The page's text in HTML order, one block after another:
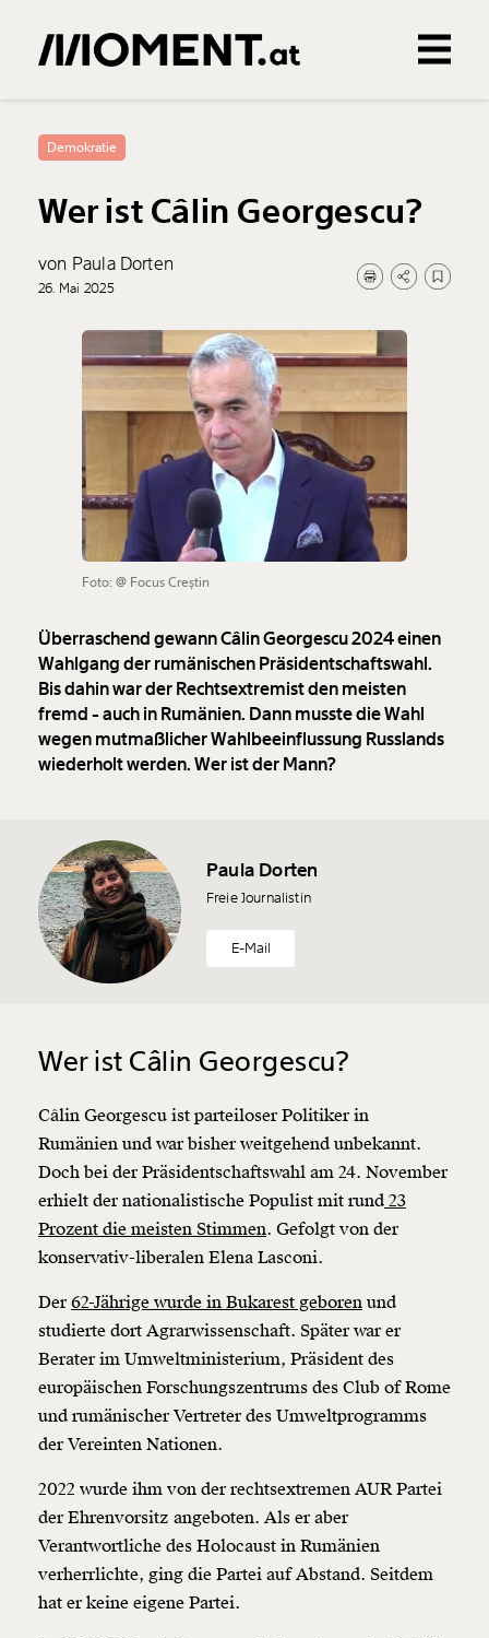
0Treffer
Demokratie
Wer ist Câlin Georgescu?
von Paula Dorten
26. Mai 2025
Foto: @ Focus Creștin
Überraschend gewann Câlin Georgescu 2024 einen
Wahlgang der rumänischen Präsidentschaftswahl.
Bis dahin war der Rechtsextremist den meisten
fremd - auch in Rumänien. Dann musste die Wahl
wegen mutmaßlicher Wahlbeeinflussung Russlands
wiederholt werden. Wer ist der Mann?
Paula Dorten
Freie Journalistin
E-Mail
Wer ist Câlin Georgescu?
Câlin Georgescu ist parteiloser Politiker in
Rumänien und war bisher weitgehend unbekannt.
Doch bei der Präsidentschaftswahl am 24. November
erhielt der nationalistische Populist mit rund 23
Prozent die meisten Stimmen. Gefolgt von der
konservativ-liberalen Elena Lasconi.
Der62-Jährige wurde in Bukarest geboren und
studierte dort Agrarwissenschaft. Später war er
Berater im Umweltministerium, Präsident des
europäischen Forschungszentrums des Club of Rome
und rumänischer Vertreter des Umweltprogramms
der Vereinten Nationen.
2022 wurde ihm von der rechtsextremen AUR Partei
der Ehrenvorsitz angeboten. Als er aber
Verantwortliche des Holocaust in Rumänien
verherrlichte, ging die Partei auf Abstand. Seitdem
hat er keine eigene Partei.